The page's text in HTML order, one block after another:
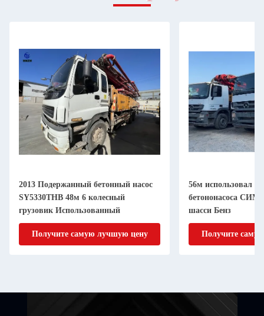
2013 Подержанный бетонный насос
SY5330THB 48м 6 колесный
грузовик Использованный
Получите самую лучшую цену
56м использовал
бетононасоса
шасси Бенз
Получите